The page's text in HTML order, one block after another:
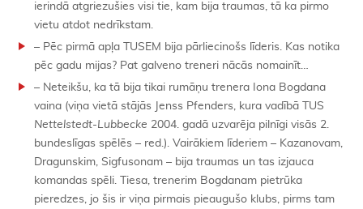
ierindā atgriezušies visi tie, kam bija traumas, tā ka pirmo
vietu atdot nedrīkstam.
– Pēc pirmā apļa TUSEM bija pārliecinošs līderis. Kas notika
pēc gadu mijas? Pat galveno treneri nācās nomainīt…
– Neteikšu, ka tā bija tikai rumāņu trenera Iona Bogdana
vaina (viņa vietā stājās Jenss Pfenders, kura vadībā TUS
Nettelstedt-Lubbecke 2004. gadā uzvarēja pilnīgi visās 2.
bundeslīgas spēlēs – red.). Vairākiem līderiem – Kazanovam,
Dragunskim, Sigfusonam – bija traumas un tas izjauca
komandas spēli. Tiesa, trenerim Bogdanam pietrūka
pieredzes, jo šis ir viņa pirmais pieaugušo klubs, pirms tam